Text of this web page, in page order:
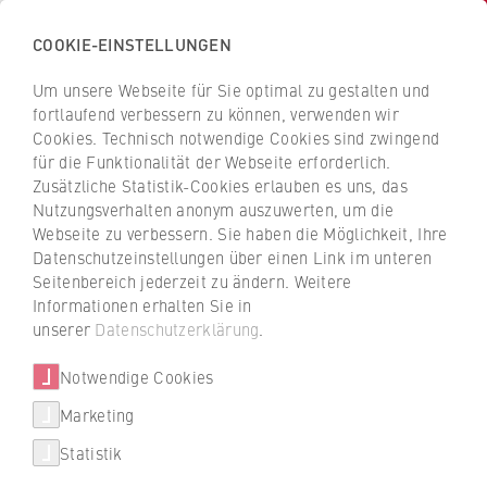
Z
u
ü
k
u
S
a
H
c
h
s
c
h
u
l
e
f
r
W
i
r
Z
u
r
ü
c
k
z
u
r
t
a
t
Über uns
Interview
Wenn der Studienstart zu Hause
stattfindet
Fabio Bräuer, Student und Erstilotse an der
HWR Berlin, erzählt, vor welchen
Herausforderungen Erstsemester in Corona-
Zeiten stehen – und wie trotz der Distanz
eine Gruppendynamik entstehen kann.
COOKIE-EINSTELLUNGEN
Um unsere Webseite für Sie optimal zu gestalten und
fortlaufend verbessern zu können, verwenden wir
Cookies. Technisch notwendige Cookies sind zwingend
für die Funktionalität der Webseite erforderlich.
Zusätzliche Statistik-Cookies erlauben es uns, das
Nutzungsverhalten anonym auszuwerten, um die
Webseite zu verbessern. Sie haben die Möglichkeit, Ihre
Datenschutzeinstellungen über einen Link im unteren
Seitenbereich jederzeit zu ändern. Weitere
Informationen erhalten Sie in
unserer Datenschutzerklärung
Notwendige Cookies
Marketing
Statistik